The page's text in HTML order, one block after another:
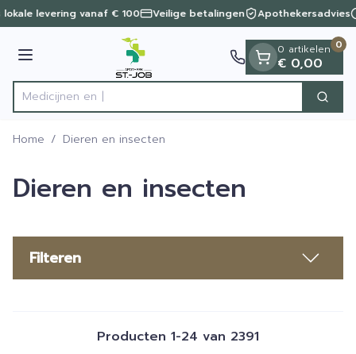
Ga naar de inhoud
1 van 1
levering vanaf € 100 Veilige betalingen Apothekersadvies
Menu
Product, merk, categorie... Zoek
0 artikelen
€ 0,00
0
Home / Dieren en insecten
Dieren en insecten
Filteren
Producten 1-24 van 2391